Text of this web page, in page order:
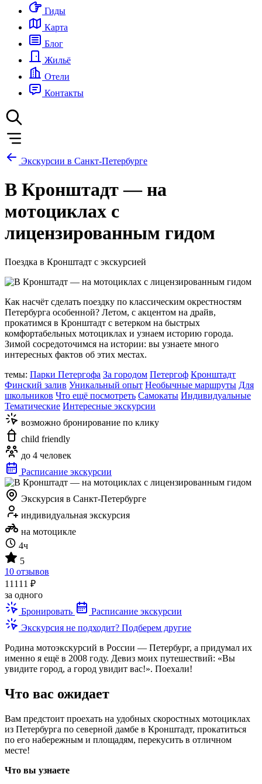
Гиды
Карта
Блог
Жильё
Отели
Контакты
Экскурсии в Санкт-Петербурге
В Кронштадт — на
мотоциклах с
лицензированным гидом
Поездка в Кронштадт с экскурсией
Как насчёт сделать поездку по классическим окрестностям
Петербурга особенной? Летом, с акцентом на драйв,
прокатимся в Кронштадт с ветерком на быстрых
комфортабельных мотоциклах и узнаем историю города.
Зимой сосредоточимся на истории: вы узнаете много
интересных фактов об этих местах.
темы: Парки Петергофа За городом Петергоф Кронштадт
Финский залив Уникальный опыт Необычные маршруты Для
школьников Что ещё посмотреть Самокаты Индивидуальные
Тематические Интересные экскурсии
возможно бронирование по клику
child friendly
до 4 человек
Расписание экскурсии
Экскурсия в Санкт-Петербурге
индивидуальная экскурсия
на мотоцикле
4ч
5
10 отзывов
11111 ₽
за одного
Бронировать
Расписание экскурсии
Экскурсия не подходит? Подберем другие
Родина мотоэкскурсий в России — Петербург, а придумал их
именно я ещё в 2008 году. Девиз моих путешествий: «Вы
увидите город, а город увидит вас!». Поехали!
Что вас ожидает
Вам предстоит проехать на удобных скоростных мотоциклах
из Петербурга по северной дамбе в Кронштадт, прокатиться
по его набережным и площадям, перекусить в отличном
месте!
Что вы узнаете